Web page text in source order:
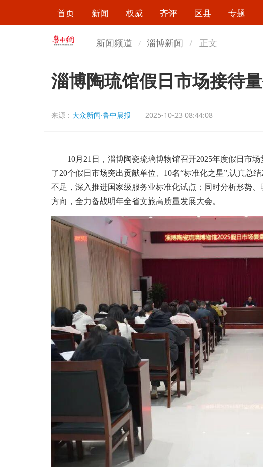
首页 新闻 权威 齐评 区县 专题
新闻频道 淄博新闻 正文
淄博陶琉馆假日市场接待
来源： 大众新闻·鲁中晨报 2025-10-23 08:44:08
10月21日，淄博陶瓷琉璃博物馆召开2025年度假日市场
了20个假日市场突出贡献单位、10名“标准化之星”,认真总
不足，深入推进国家级服务业标准化试点；同时分析形势
方向，全力备战明年全省文旅高质量发展大会。